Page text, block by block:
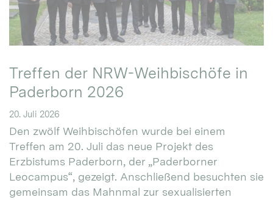
Treffen der NRW-Weihbischöfe in
Paderborn 2026
20. Juli 2026
Den zwölf Weihbischöfen wurde bei einem
Treffen am 20. Juli das neue Projekt des
Erzbistums Paderborn, der „Paderborner
Leocampus“, gezeigt. Anschließend besuchten sie
gemeinsam das Mahnmal zur sexualisierten